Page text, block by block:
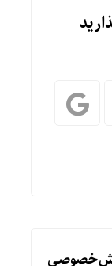
خصوصی